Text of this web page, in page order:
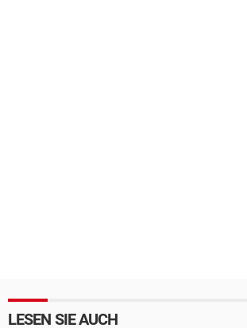
LESEN SIE AUCH